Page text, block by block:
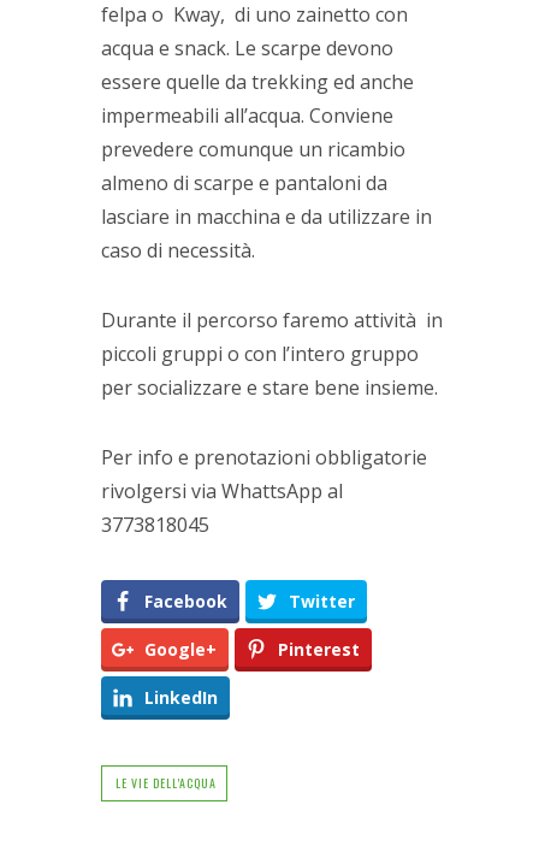
felpa o Kway, di uno zainetto con
acqua e snack. Le scarpe devono
essere quelle da trekking ed anche
impermeabili all’acqua. Conviene
prevedere comunque un ricambio
almeno di scarpe e pantaloni da
lasciare in macchina e da utilizzare in
caso di necessità.
Durante il percorso faremo attività in
piccoli gruppi o con l’intero gruppo
per socializzare e stare bene insieme.
Per info e prenotazioni obbligatorie
rivolgersi via WhattsApp al
3773818045
Facebook Twitter
Google+ Pinterest
LinkedIn
LE VIE DELL'ACQUA